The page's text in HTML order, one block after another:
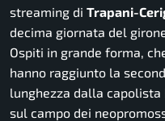
streaming di Trapani-
decima giornata del
Ospiti in grande forma,
hanno raggiunto la
lunghezza dalla
sul campo dei